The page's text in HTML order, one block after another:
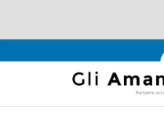
Recensioni
Interviste & Incontri